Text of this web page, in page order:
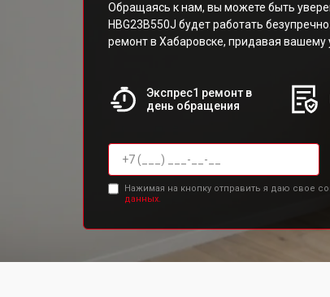
Обращаясь к нам, вы можете быть
HBG23B550J будет работать
ремонт в Хабаровске, придавая вашему
Экспрес1 ремонт в
день обращения
Нажимая на кнопку отправить я даю свое
данных.